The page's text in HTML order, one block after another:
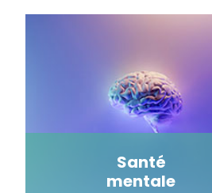
Santé
mentale